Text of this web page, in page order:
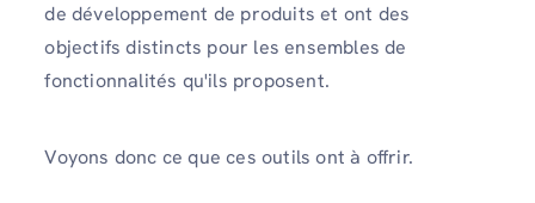
de développement de produits et ont des
objectifs distincts pour les ensembles de
fonctionnalités qu'ils proposent.
Voyons donc ce que ces outils ont à offrir.